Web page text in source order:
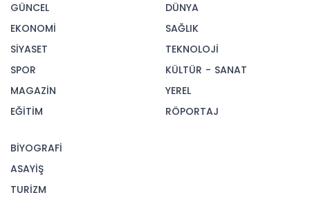
GÜNCEL
EKONOMİ
SİYASET
SPOR
MAGAZİN
EĞİTİM
DÜNYA
SAĞLIK
TEKNOLOJİ
KÜLTÜR - SANAT
YEREL
RÖPORTAJ
BİYOGRAFİ
ASAYİŞ
TURİZM